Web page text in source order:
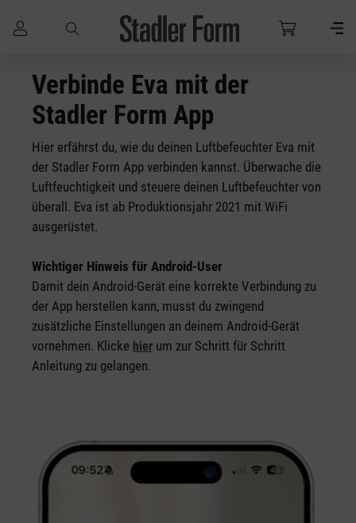
Zum Hauptinhalt springen
Verbinde Eva mit der
Stadler Form App
Hier erfährst du, wie du deinen Luftbefeuchter Eva mit
der Stadler Form App verbinden kannst. Überwache die
Luftfeuchtigkeit und steuere deinen Luftbefeuchter von
überall. Eva ist ab Produktionsjahr 2021 mit WiFi
ausgerüstet.
Wichtiger Hinweis für Android-User
Damit dein Android-Gerät eine korrekte Verbindung zu
der App herstellen kann, musst du zwingend
zusätzliche Einstellungen an deinem Android-Gerät
vornehmen. Klicke hier um zur Schritt für Schritt
Anleitung zu gelangen.